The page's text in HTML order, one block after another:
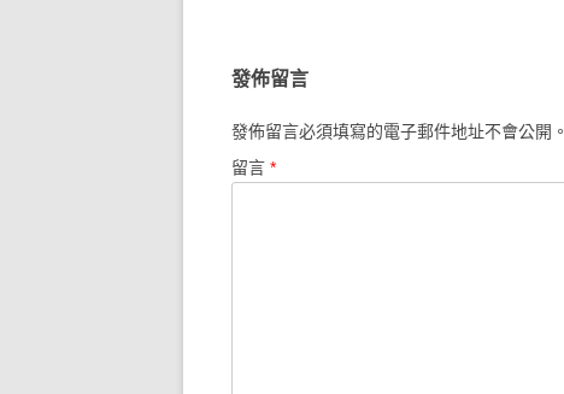
發佈留言
發佈留言必須填寫的電子郵件地址不會公開。
留言 *